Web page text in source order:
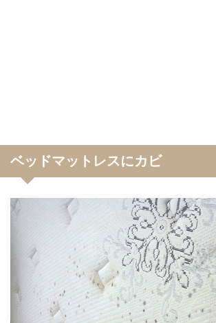
ベッドマットレスにカビ